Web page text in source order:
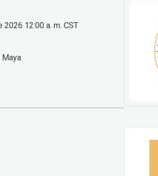
12:00 a. m. CST
Maya